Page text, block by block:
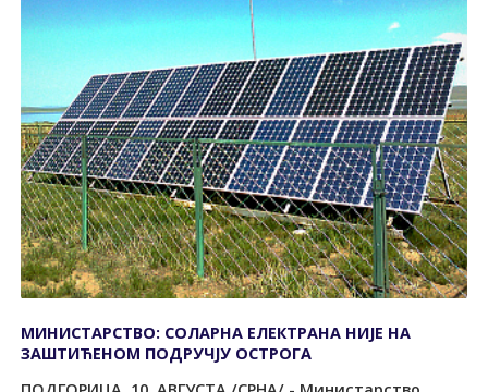
МИНИСТАРСТВО: СОЛАРНА ЕЛЕКТРАНА НИЈЕ НА
ЗАШТИЋЕНОМ ПОДРУЧЈУ ОСТРОГА